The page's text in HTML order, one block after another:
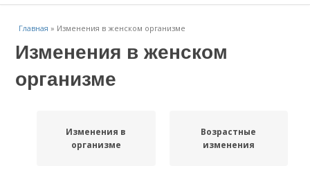
Главная » Изменения в женском организме
Изменения в женском
организме
Изменения в
организме
Возрастные
изменения